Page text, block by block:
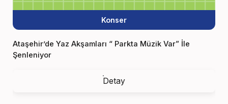
Konser
Ataşehir’de Yaz Akşamları “ Parkta Müzik Var” İle
Şenleniyor
Detay